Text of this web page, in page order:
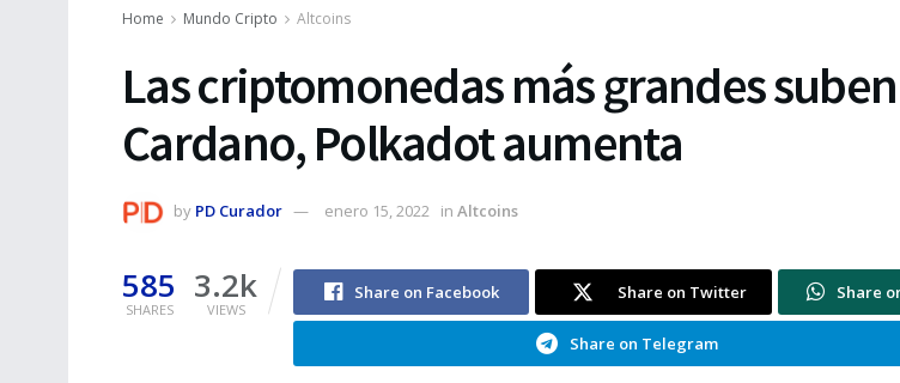
Home Mundo Cripto Altcoins
Las criptomonedas más grandes
Cardano, Polkadot aumenta
by PD Curador enero 15, 2022 in Altcoins
585
SHARES
3.2k
VIEWS
Share on Facebook Share on Twitter Share
Share on Telegram